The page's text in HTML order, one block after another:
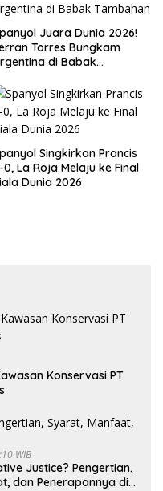
Juara Dunia 2026!
Torres Bungkam
di Babak
Singkirkan Prancis
0, La Roja Melaju ke Final
Dunia 2026
Konservasi PT
WIB
Justice? Pengertian,
dan Penerapannya di